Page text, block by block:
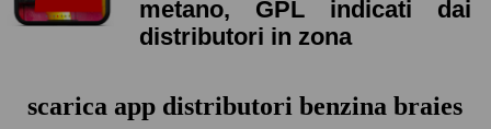
metano, GPL indicati dai
distributori in zona
scarica app distributori benzina braies